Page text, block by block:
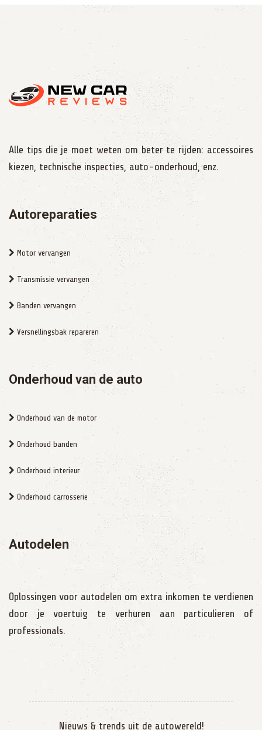
Alle tips die je moet weten om beter te rijden: accessoires
kiezen, technische inspecties, auto-onderhoud, enz.
Autoreparaties
Motor vervangen
Transmissie vervangen
Banden vervangen
Versnellingsbak repareren
Onderhoud van de auto
Onderhoud van de motor
Onderhoud banden
Onderhoud interieur
Onderhoud carrosserie
Autodelen
Oplossingen voor autodelen om extra inkomen te verdienen
door je voertuig te verhuren aan particulieren of
professionals.
Nieuws & trends uit de autowereld!